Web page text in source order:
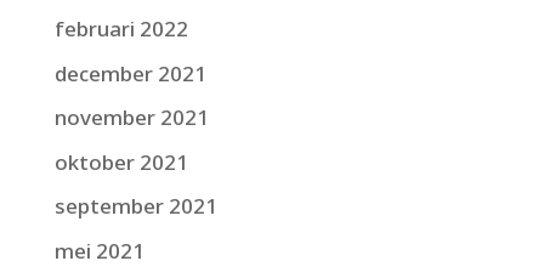
februari 2022
december 2021
november 2021
oktober 2021
september 2021
mei 2021